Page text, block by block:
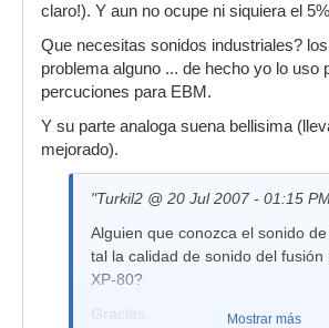
claro!). Y aun no ocupe ni siquiera el
Que necesitas sonidos industriales?
problema alguno ... de hecho yo lo uso
percuciones para EBM.
Y su parte analoga suena bellisima
mejorado).
"Turkil2 @ 20 Jul 2007 - 01:15
Alguien que conozca el sonido
tal la calidad de sonido del fusión
XP-80?
Gracias.
Mostrar más